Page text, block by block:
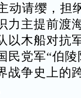
请缨，担
力主提前渡
以木船对抗
民党军“伯陵
战争史上的